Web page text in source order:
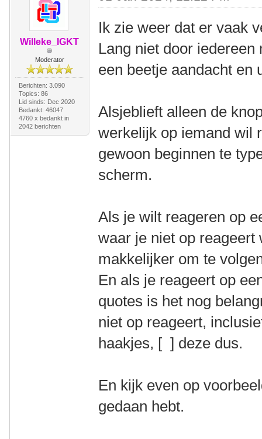
Willeke_IGKT
Moderator
Berichten: 3.090
Topics: 86
Lid sinds: Dec 2020
Bedankt: 46047
4760 x bedankt in
2042 berichten
Ik zie weer dat er vaak
Lang niet door
een beetje aandacht en
Alsjeblieft alleen de
werkelijk op iemand wil
gewoon beginnen te
scherm.
Als je wilt reageren op
waar je niet op reageert
makkelijker om te
En als je reageert op
quotes is het nog
niet op reageert,
haakjes, [ ] deze dus.
En kijk even op
gedaan hebt.